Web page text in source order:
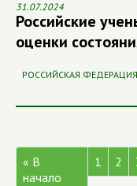
31.07.2024
Российские
оценки
РОССИЙСКАЯ ФЕДЕРАЦИЯ
« В
начало
1 2